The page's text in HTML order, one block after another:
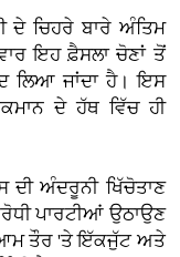
ਦੇ ਚਿਹਰੇ ਬਾਰੇ ਅੰਤਿਮ
ਇਹ ਫ਼ੈਸਲਾ ਚੋਣਾਂ ਤੋਂ
ਲਿਆ ਜਾਂਦਾ ਹੈ। ਇਸ
ਦੇ ਹੱਥ ਵਿੱਚ ਹੀ
ਦੀ ਅੰਦਰੂਨੀ ਖਿੱਚੋਤਾਣ
ਪਾਰਟੀਆਂ ਉਠਾਉਣ
ਆਮ ਤੌਰ 'ਤੇ ਇੱਕਜੁੱਟ ਅਤੇ